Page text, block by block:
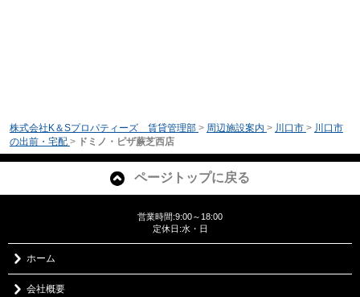
株式会社K＆Sプロパティーズ 賃貸管理部 > 周辺施設案内 > 川口市 > 川口市
の出前・宅配 > ドミノ・ピザ蕨芝西店
ページトップに戻る
営業時間:9:00～18:00
定休日:水・日
ホーム
会社概要